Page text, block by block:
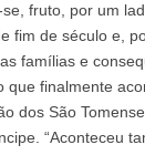
fruto, por um
fim de século e,
famílias e
que finalmente
dos São
“Aconteceu